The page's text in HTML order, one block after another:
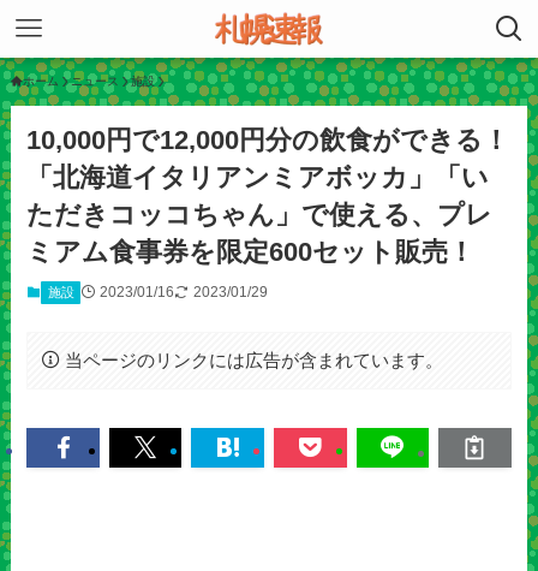
ホーム ニュース 施設
10,000円で12,000円分の飲食ができる！
「北海道イタリアンミアボッカ」「い
ただきコッコちゃん」で使える、プレ
ミアム食事券を限定600セット販売！
施設 2023/01/16 2023/01/29
当ページのリンクには広告が含まれています。